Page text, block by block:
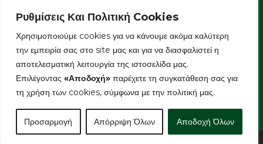
Ρυθμίσεις Και Πολιτική Cookies
Χρησιμοποιούμε cookies για να κάνουμε ακόμα καλύτερη
την εμπειρία σας στο site μας και για να διασφαλιστεί η
αποτελεσματική λειτουργία της ιστοσελίδα μας.
Επιλέγοντας «Αποδοχή» παρέχετε τη συγκατάθεση σας για
τη χρήση των cookies, σύμφωνα με την πολιτική μας.
Προσαρμογή Απόρριψη Όλων Αποδοχή Όλων
Γραμματεία
Κολυμβητικού:
+30
2109323632
info@aonsmilon.gr
09:00-
22:00
Κυριακή
09:00-
22:00